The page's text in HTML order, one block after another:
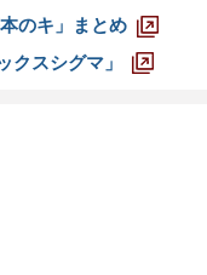
のキ」まとめ
クスシグマ」